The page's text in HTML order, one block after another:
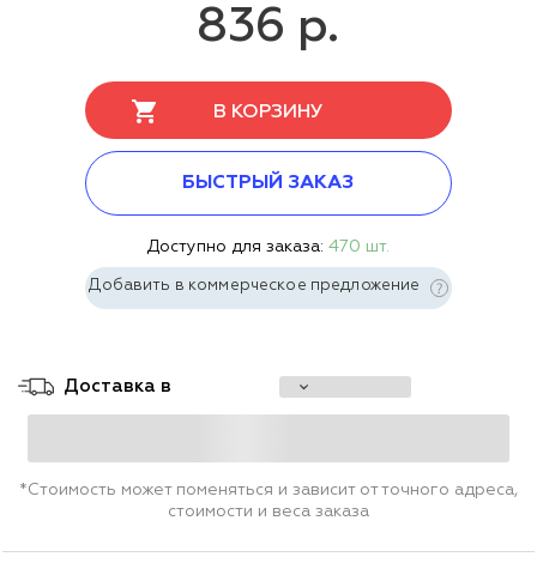
836 р.
В КОРЗИНУ
БЫСТРЫЙ ЗАКАЗ
Доступно для заказа:470 шт.
Добавить в коммерческое предложение
Доставка в
*Стоимость может поменяться и зависит от точного адреса,
стоимости и веса заказа